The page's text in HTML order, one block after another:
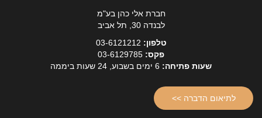
חברת אלי כהן בע"מ
לבנדה 30, תל אביב
טלפון:
פקס:
שעות פתיחה:
לתיאום הדברה >>